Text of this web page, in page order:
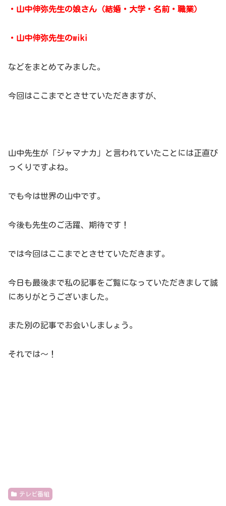
・山中伸弥先生の娘さん（結婚・大学・名前・職業）
・山中伸弥先生のwiki
などをまとめてみました。
今回はここまでとさせていただきますが、
山中先生が「ジャマナカ」と言われていたことには正直び
っくりですよね。
でも今は世界の山中です。
今後も先生のご活躍、期待です！
では今回はここまでとさせていただきます。
今日も最後まで私の記事をご覧になっていただきまして誠
にありがとうございました。
また別の記事でお会いしましょう。
それでは～！
テレビ番組